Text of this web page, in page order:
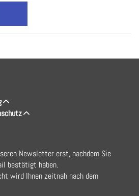
Newsletter erst, nachdem Sie
bestätigt haben.
wird Ihnen zeitnah nach dem